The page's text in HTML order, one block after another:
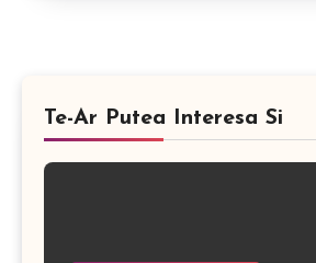
Te-Ar Putea Interesa Si